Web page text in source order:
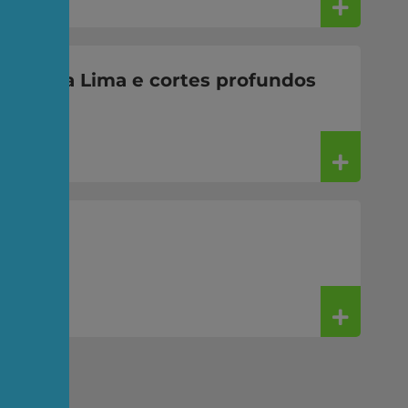
Faria Lima e cortes profundos